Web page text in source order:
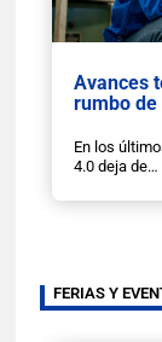
Avances
rumbo
En los
4.0 deja de…
FERIAS Y